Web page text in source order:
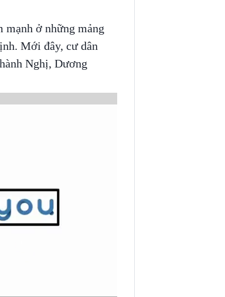
mạnh ở những mảng
Mới đây, cư dân
Nghị, Dương